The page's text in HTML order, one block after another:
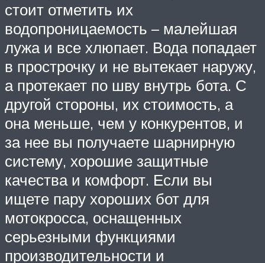
стоит отметить их
водопроницаемость – малейшая
лужа и все хлюпает. Вода попадает
в прострочку и не вытекает наружу,
а протекает по шву внутрь бота. С
другой стороны, их стоимость, а
она меньше, чем у конкурентов, и
за нее вы получаете шарнирную
систему, хорошие защитные
качества и комфорт. Если вы
ищете пару хороших бот для
мотокросса, оснащенных
серьезными функциями
производительности и